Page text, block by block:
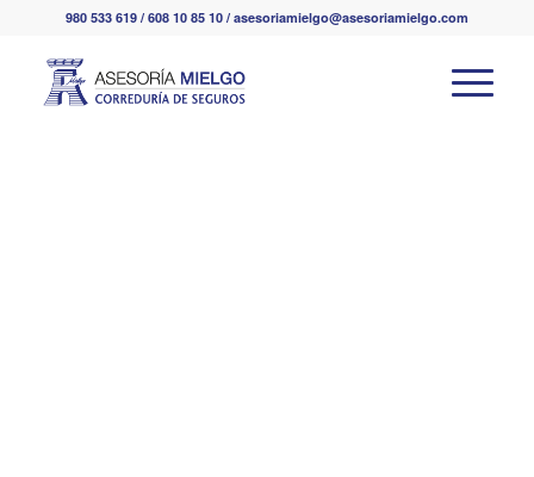
980 533 619 / 608 10 85 10 / asesoriamielgo@asesoriamielgo.com